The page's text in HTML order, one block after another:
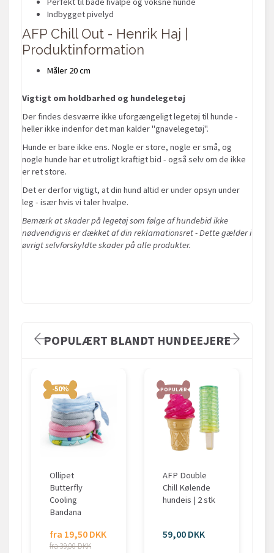
Indbygget pivelyd
AFP Chill Out - Henrik Haj |
Produktinformation
Måler 20 cm
Vigtigt om holdbarhed og hundelegetøj
Der findes desværre ikke uforgængeligt legetøj til hunde -
heller ikke indenfor det man kalder "gnavelegetøj".
Hunde er bare ikke ens. Nogle er store, nogle er små, og
nogle hunde har et utroligt kraftigt bid - også selv om de ikke
er ret store.
Det er derfor vigtigt, at din hund altid er under opsyn under
leg - især hvis vi taler hvalpe.
Bemærk at skader på legetøj som følge af hundebid ikke
nødvendigvis er dækket af din reklamationsret - Dette gælder i
øvrigt selvforskyldte skader på alle produkter.
POPULÆRT BLANDT HUNDEEJERE
-50%
Ollipet
Butterfly
Cooling
Bandana
fra 19,50 DKK
fra 39,00 DKK
POPULÆR
AFP Double
Chill Kølende
hundeis | 2 stk
59,00 DKK